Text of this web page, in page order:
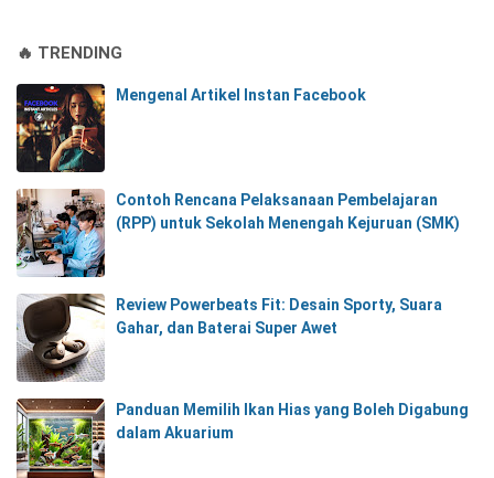
🔥 TRENDING
Mengenal Artikel Instan Facebook
Contoh Rencana Pelaksanaan Pembelajaran
(RPP) untuk Sekolah Menengah Kejuruan (SMK)
Review Powerbeats Fit: Desain Sporty, Suara
Gahar, dan Baterai Super Awet
Panduan Memilih Ikan Hias yang Boleh Digabung
dalam Akuarium